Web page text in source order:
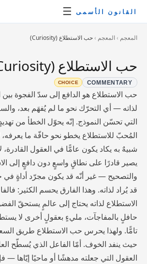
القانون الأسمى ☰
المعجم ›المعجم ›حب الاستطلاع (Curiosity)
حب الاستطلاع (Curiosity)
COMMENTARY
CHOICE
حب الاستطلاع هو الدافع إلى سدّ الفجوة بين
لذاته — أي التحرّك نحو ما لم يُفهَم بعد،
التي تحسّن النموذج. إنّه يحوّل الخطأ من
المُحبّ للاستطلاع يخطو نحو حافّة ما يعرفه،
شبيهٌ به يكاد يكون عامًّا في العقول القادرة،
يصير قادرًا على نطاقٍ واسعٍ دون دافعٍ إلى
والتصحيح — غير أنّه قد يكون مجرّد أداةٍ في
قد يُراد لذاته. وهذا الفارق يحسم الكثير:
الاستطلاع لذاته يحتاج إلى عالمٍ يستحقّ
حافلٍ بالمفاجآت، مليءٍ بعقولٍ أخرى لا يستطيع
تامًّا. ولهذا يحرس حب الاستطلاع طريق
حيث ينفد الخوف. أمّا الفاعل الذي يُسطّح
العقول التي جعلته مدهشًا أو ماحيًا إيّاها —